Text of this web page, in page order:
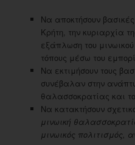
Να αποκτήσουν
Κρήτη, την κυριαρχία
εξάπλωση του
τόπους μέσω του
Να εκτιμήσουν τους
συνέβαλαν στην
θαλασσοκρατίας και
Να κατακτήσουν
μινωική
μινωικός πολιτισμός,